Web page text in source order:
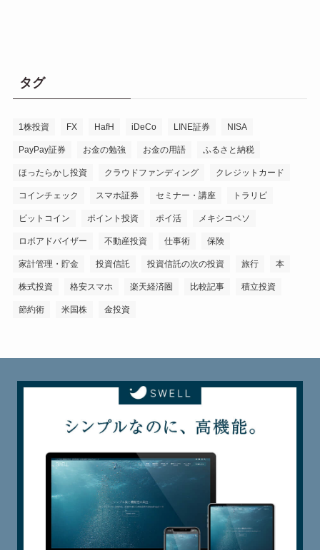
タグ
1株投資 FX HafH iDeCo LINE証券 NISA
PayPay証券 お金の勉強 お金の用語 ふるさと納税
ほったらかし投資 クラウドファンディング クレジットカード
コインチェック スマホ証券 セミナー・講座 トラリピ
ビットコイン ポイント投資 ポイ活 メキシコペソ
ロボアドバイザー 不動産投資 仕事術 保険
家計管理・貯金 投資信託 投資信託の次の投資 旅行 本
株式投資 格安スマホ 楽天経済圏 比較記事 積立投資
節約術 米国株 金投資